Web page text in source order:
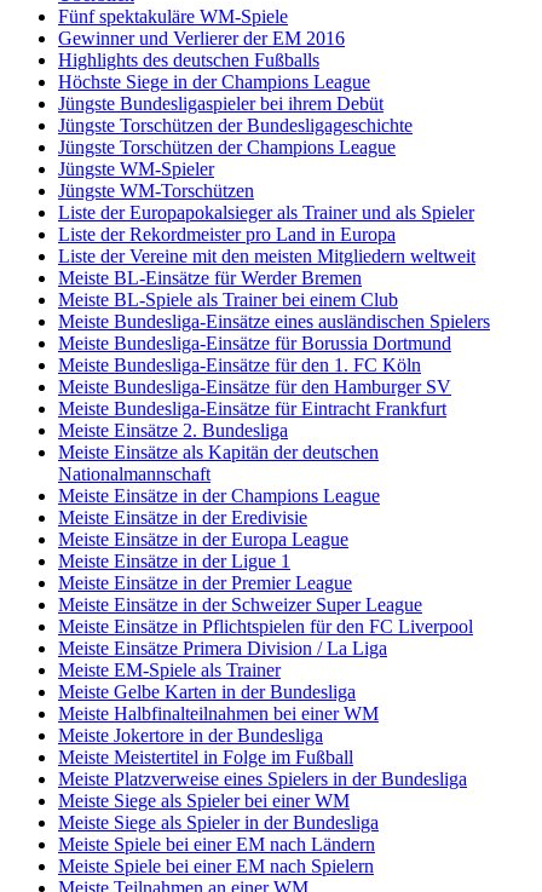
Fünf spektakuläre WM-Spiele
Gewinner und Verlierer der EM 2016
Highlights des deutschen Fußballs
Höchste Siege in der Champions League
Jüngste Bundesligaspieler bei ihrem Debüt
Jüngste Torschützen der Bundesligageschichte
Jüngste Torschützen der Champions League
Jüngste WM-Spieler
Jüngste WM-Torschützen
Liste der Europapokalsieger als Trainer und als Spieler
Liste der Rekordmeister pro Land in Europa
Liste der Vereine mit den meisten Mitgliedern weltweit
Meiste BL-Einsätze für Werder Bremen
Meiste BL-Spiele als Trainer bei einem Club
Meiste Bundesliga-Einsätze eines ausländischen Spielers
Meiste Bundesliga-Einsätze für Borussia Dortmund
Meiste Bundesliga-Einsätze für den 1. FC Köln
Meiste Bundesliga-Einsätze für den Hamburger SV
Meiste Bundesliga-Einsätze für Eintracht Frankfurt
Meiste Einsätze 2. Bundesliga
Meiste Einsätze als Kapitän der deutschen
Nationalmannschaft
Meiste Einsätze in der Champions League
Meiste Einsätze in der Eredivisie
Meiste Einsätze in der Europa League
Meiste Einsätze in der Ligue 1
Meiste Einsätze in der Premier League
Meiste Einsätze in der Schweizer Super League
Meiste Einsätze in Pflichtspielen für den FC Liverpool
Meiste Einsätze Primera Division / La Liga
Meiste EM-Spiele als Trainer
Meiste Gelbe Karten in der Bundesliga
Meiste Halbfinalteilnahmen bei einer WM
Meiste Jokertore in der Bundesliga
Meiste Meistertitel in Folge im Fußball
Meiste Platzverweise eines Spielers in der Bundesliga
Meiste Siege als Spieler bei einer WM
Meiste Siege als Spieler in der Bundesliga
Meiste Spiele bei einer EM nach Ländern
Meiste Spiele bei einer EM nach Spielern
Meiste Teilnahmen an einer WM